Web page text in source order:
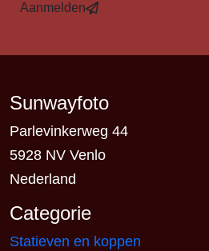
Aanmelden
Sunwayfoto
Parlevinkerweg 44
5928 NV Venlo
Nederland
Categorie
Statieven en koppen